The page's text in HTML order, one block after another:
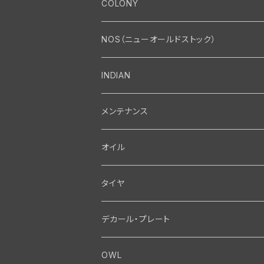
エンジン
エンジン・シリンダーヘッド
バルブ・タペット関係
エンジン関係 ビックツイン
マフラー・インテーク・キャブレター
マフラー関係
インテーク・キャブレター関係
エレクトリカル
ジェネレーター関係
ディストリビューター関係
駆動系
ドライブチェーン関係
スプロケット・ベルトドライブキット
フロントフォーク・フレーム
フロントフォーク関係
ソフテイル用 New Springer Fork
シート・サドルバッグ
シートポスト関係
ソロサドルシート関係
ハンドルバー・タンク・フェンダー
ハンドルバー関係
ホイール・ブレーキ
COLONY
Bolt・Nut
Nut
Screw
Front End・Rear End
Wheel-Brake
Fork-Shockabsorber
Motor
Motor
Carbrator
Transmission・Primary
Transmission-Shifter
Primary-clutch-Kickstarter
Gastank・Oiltank
Oilline
Gastank・Oiltank
Electrical
Electrical
TOOL
NOS（ニューオールドストック）
INDIAN
メンテナンス
オイル
タイヤ
デカール・プレート
OWL